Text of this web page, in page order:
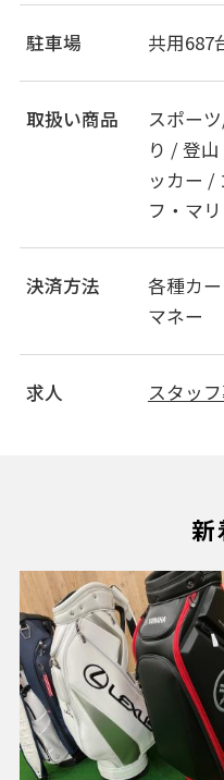
駐車場 共用687
取扱い商品
スポー
り / 登
ッカー /
フ・マ
決済方法
各種カ
マネー
求人 スタッ
新